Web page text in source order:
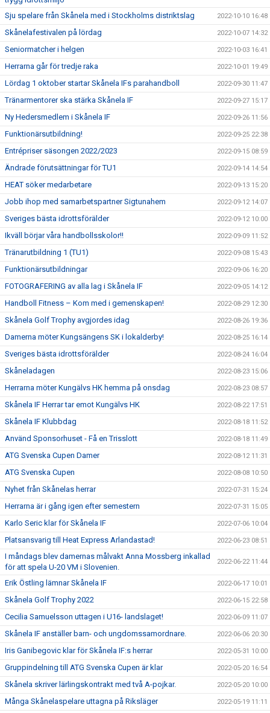
Sju spelare från Skånela med i Stockholms distriktslag 2022-10-10 16:48
Skånelafestivalen på lördag 2022-10-07 14:32
Seniormatcher i helgen 2022-10-03 16:41
Herrarna går för tredje raka 2022-10-01 19:49
Lördag 1 oktober startar Skånela IFs parahandboll 2022-09-30 11:47
Tränarmentorer ska stärka Skånela IF 2022-09-27 15:17
Ny Hedersmedlem i Skånela IF 2022-09-26 11:56
Funktionärsutbildning! 2022-09-25 22:38
Entrépriser säsongen 2022/2023 2022-09-15 08:59
Ändrade förutsättningar för TU1 2022-09-14 14:54
HEAT söker medarbetare 2022-09-13 15:20
Jobb ihop med samarbetspartner Sigtunahem 2022-09-12 14:07
Sveriges bästa idrottsförälder 2022-09-12 10:00
Ikväll börjar våra handbollsskolor!! 2022-09-09 11:52
Tränarutbildning 1 (TU1) 2022-09-08 15:43
Funktionärsutbildningar 2022-09-06 16:20
FOTOGRAFERING av alla lag i Skånela IF 2022-09-05 14:12
Handboll Fitness – Kom med i gemenskapen! 2022-08-29 12:30
Skånela Golf Trophy avgjordes idag 2022-08-26 19:36
Damerna möter Kungsängens SK i lokalderby! 2022-08-25 16:14
Sveriges bästa idrottsförälder 2022-08-24 16:04
Skåneladagen 2022-08-23 15:06
Herrarna möter Kungälvs HK hemma på onsdag 2022-08-23 08:57
Skånela IF Herrar tar emot Kungälvs HK 2022-08-22 17:51
Skånela IF Klubbdag 2022-08-18 11:52
Använd Sponsorhuset - Få en Trisslott 2022-08-18 11:49
ATG Svenska Cupen Damer 2022-08-12 11:31
ATG Svenska Cupen 2022-08-08 10:50
Nyhet från Skånelas herrar 2022-07-31 15:24
Herrarna är i gång igen efter semestern 2022-07-31 15:05
Karlo Seric klar för Skånela IF 2022-07-06 10:04
Platsansvarig till Heat Express Arlandastad! 2022-06-23 08:51
I måndags blev damernas målvakt Anna Mossberg inkallad
för att spela U-20 VM i Slovenien.
2022-06-22 11:44
Erik Östling lämnar Skånela IF 2022-06-17 10:01
Skånela Golf Trophy 2022 2022-06-15 22:58
Cecilia Samuelsson uttagen i U16- landslaget! 2022-06-09 11:07
Skånela IF anställer barn- och ungdomssamordnare. 2022-06-06 20:30
Iris Ganibegovic klar för Skånela IF:s herrar 2022-05-31 10:00
Gruppindelning till ATG Svenska Cupen är klar 2022-05-20 16:54
Skånela skriver lärlingskontrakt med två A-pojkar. 2022-05-20 10:00
Många Skånelaspelare uttagna på Riksläger 2022-05-19 11:11